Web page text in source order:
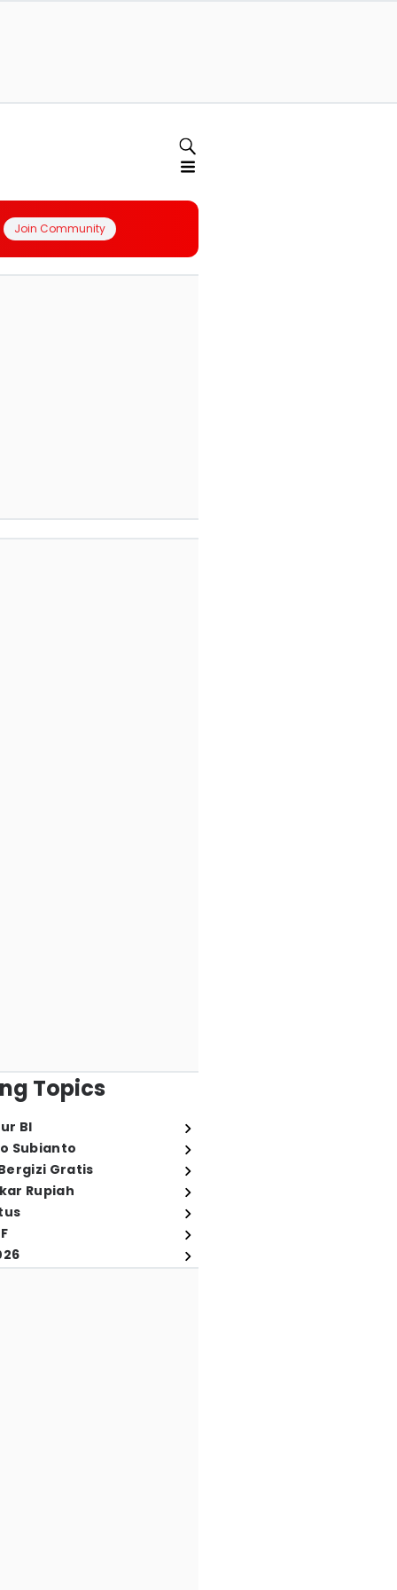
Join Community
Topics
BI
Subianto
Gratis
Rupiah